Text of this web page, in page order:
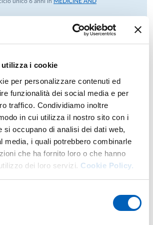
i cookie
per personalizzare contenuti ed
funzionalità dei social media e per
traffico. Condividiamo inoltre
in cui utilizza il nostro sito con i
si occupano di analisi dei dati web,
media, i quali potrebbero combinarle
che ha fornito loro o che hanno
dei loro servizi. Cookie Policy.
in STEM Award, Zonta
14ª edizione di Parma Diabetes,
3rd Research Day, Dipartimento di
Università di Parma, 2023.
Anno: 5°
Anno: 4°
DIETETICHE APPLICATE
(ABILITANTE ALLA PROFESSIONE
O)